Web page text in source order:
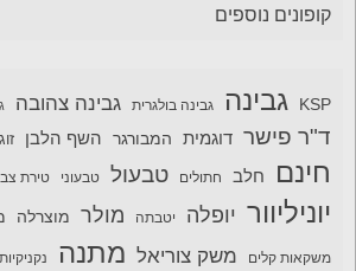
קופונים נוספים
KSP גבינה גבינה בולגרית גבינה צהובה
ד"ר פישר דוגמית המבורגר השף הלבן
חינם חלב חתולים טבעול טבעוני טירת
יוניליוור יופלה יטבתה מולר מוצרלה
משקאות קלים משק צוריאל מתנה נקניקיות